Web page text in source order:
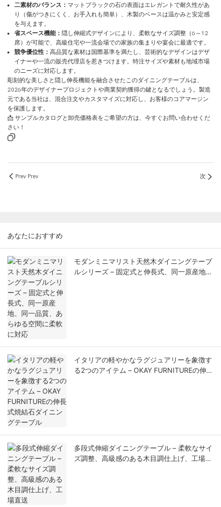
二素材のバランス： マットブラックの石の表面はエレガントで耐久性があ
り（傷がつきにくく、お手入れも簡単）、木製のベースは温かみと安定感
を与えます。
省スペース機能： 隠し伸縮式デザインにより、柔軟なサイズ調整（6～12
席）が可能で、高級住宅や一流会場での家族の集まりや宴会に最適です。
競争優位性：高品質な素材は国際基準を満たし、芸術的なデザインはデザ
イナーや一流の販売代理店を惹きつけます。特注サイズや素材も地域市場
のニーズに対応します。
彫刻的な美しさと隠し伸長機能を融合させたこのダイニングテーブルは、
2026年のデザイナープロジェクトや商業契約獲得の鍵となるでしょう。製造
元である当社は、混合注文やカスタマイズに対応し、お客様のコアマージン
を保護します。
📩 サンプルカタログと卸売価格表をご希望の方は、今すぐお問い合わせくだ
さい！
Prev Prev 次
あなたにおすすめ
モダンミニマリスト天然木ダイニングテーブ
ルシリーズ – 固定式と伸長式、同一原産地、
イタリアの軽やかなラグジュアリーを象徴す
る2つのアイテム – OKAY FURNITUREの伸長
多段式伸縮ダイニングテーブル – 柔軟なサイ
ズ調整、高級感のある木目調仕上げ、工場直